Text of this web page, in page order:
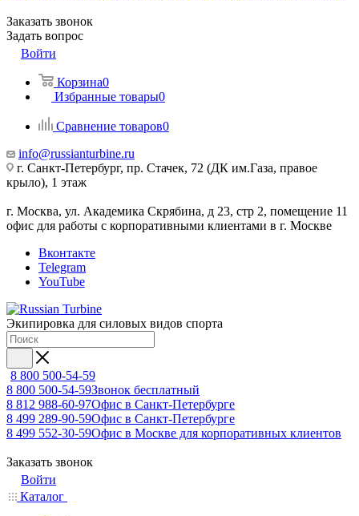
Заказать звонок
Задать вопрос
Войти
Корзина0
Избранные товары0
Сравнение товаров0
info@russianturbine.ru
г. Санкт-Петербург, пр. Стачек, 72 (ДК им.Газа, правое
крыло), 1 этаж
г. Москва, ул. Академика Скрябина, д 23, стр 2, помещение 11
офис для работы с корпоративными клиентами в г. Москве
Вконтакте
Telegram
YouTube
Экипировка для силовых видов спорта
8 800 500-54-59
8 800 500-54-59Звонок бесплатный
8 812 988-60-97Офис в Санкт-Петербурге
8 499 289-90-59Офис в Санкт-Петербурге
8 499 552-30-59Офис в Москве для корпоративных клиентов
Заказать звонок
Войти
Каталог